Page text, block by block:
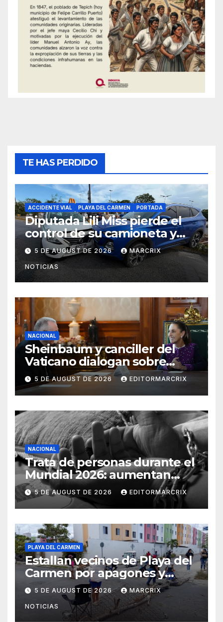
TE HAS PERDIDO
ACCIDENTE VIAL PLAYA DEL CARMEN PORTADA
Diputada Lili Miss pierde el
control de su camioneta y
choca contra taxi en Playa del
Carmen
5 DE AUGUST DE 2026 MARCRIX
NOTICIAS
NACIONAL
Sheinbaum y canciller del
Vaticano dialogan sobre
inteligencia artificial, paz y
visión humanitaria
5 DE AUGUST DE 2026 EDITORMARCRIX
NACIONAL
Trata de personas durante el
Mundial 2026: aumentan
víctimas mexicanas, alerta
Consejo Ciudadano
5 DE AUGUST DE 2026 EDITORMARCRIX
PLAYA DEL CARMEN
Estallan vecinos de Playa del
Carmen por apagones y
bloquean avenida
Constituyentes
5 DE AUGUST DE 2026 MARCRIX
NOTICIAS